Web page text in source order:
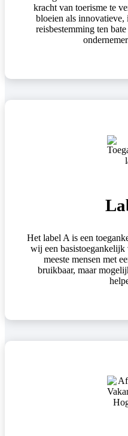
kracht van toerisme te
bloeien als
reisbestemming ten
Het label A is een
wij een
meeste mensen met
bruikbaar, maar